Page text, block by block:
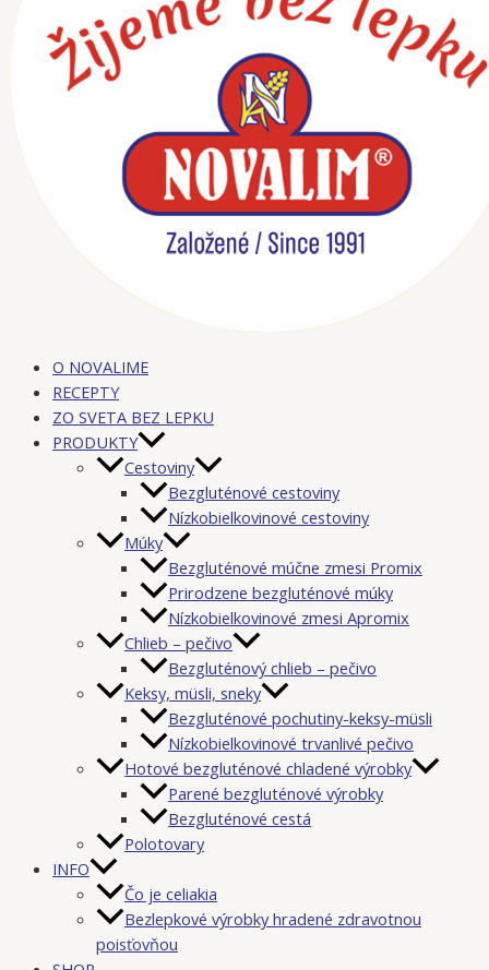
O NOVALIME
RECEPTY
ZO SVETA BEZ LEPKU
PRODUKTY
Cestoviny
Bezgluténové cestoviny
Nízkobielkovinové cestoviny
Múky
Bezgluténové múčne zmesi Promix
Prirodzene bezgluténové múky
Nízkobielkovinové zmesi Apromix
Chlieb – pečivo
Bezgluténový chlieb – pečivo
Keksy, müsli, sneky
Bezgluténové pochutiny-keksy-müsli
Nízkobielkovinové trvanlivé pečivo
Hotové bezgluténové chladené výrobky
Parené bezgluténové výrobky
Bezgluténové cestá
Polotovary
INFO
Čo je celiakia
Bezlepkové výrobky hradené zdravotnou
poisťovňou